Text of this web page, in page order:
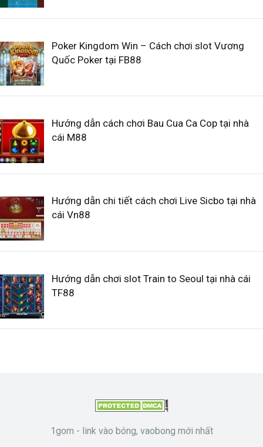
Poker Kingdom Win – Cách chơi slot Vương
Quốc Poker tại FB88
Hướng dẫn cách chơi Bau Cua Ca Cop tại nhà
cái M88
Hướng dẫn chi tiết cách chơi Live Sicbo tại nhà
cái Vn88
Hướng dẫn chơi slot Train to Seoul tại nhà cái
TF88
1gom - link vào bóng, vaobong mới nhất